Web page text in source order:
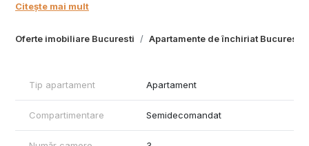
Oferte imobiliare Bucuresti Apartamente de închiriat Bucuresti
Preț: 600 euro/lună
Citește mai mult
Tip apartament Apartament
Compartimentare Semidecomandat